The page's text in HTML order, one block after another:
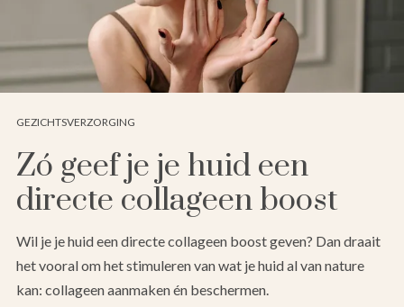
GEZICHTSVERZORGING
Zó geef je je huid een
directe collageen boost
Wil je je huid een directe collageen boost geven? Dan draait
het vooral om het stimuleren van wat je huid al van nature
kan: collageen aanmaken én beschermen.